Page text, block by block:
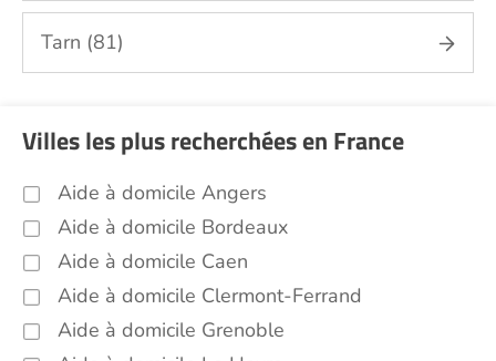
Autres aides à domicile Aude (11)
Voir toutes les aides à domicile dans l'Aude (11)
Tarn (81)
Villes les plus recherchées en France
Aide à domicile Angers
Aide à domicile Bordeaux
Aide à domicile Caen
Aide à domicile Clermont-Ferrand
Aide à domicile Grenoble